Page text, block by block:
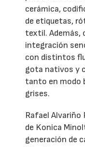
cerámica,
de etiquetas,
textil. Además,
integración
con distintos
gota nativos y
tanto en modo
grises.
Rafael Alvariño
de Konica
generación de